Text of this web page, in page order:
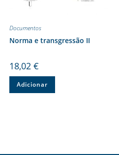
Documentos
Norma e transgressão II
18,02 €
Adicionar